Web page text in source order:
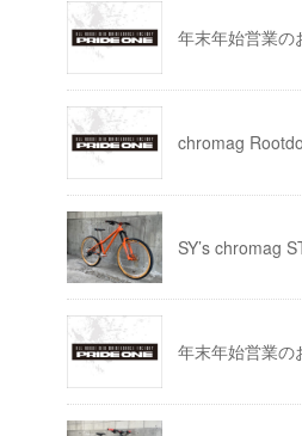
年末年始営業の
chromag
SY’s chromag
年末年始営業の